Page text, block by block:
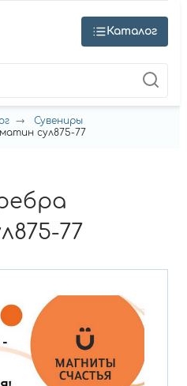
Каталог
Сувениры
сул875-77
77